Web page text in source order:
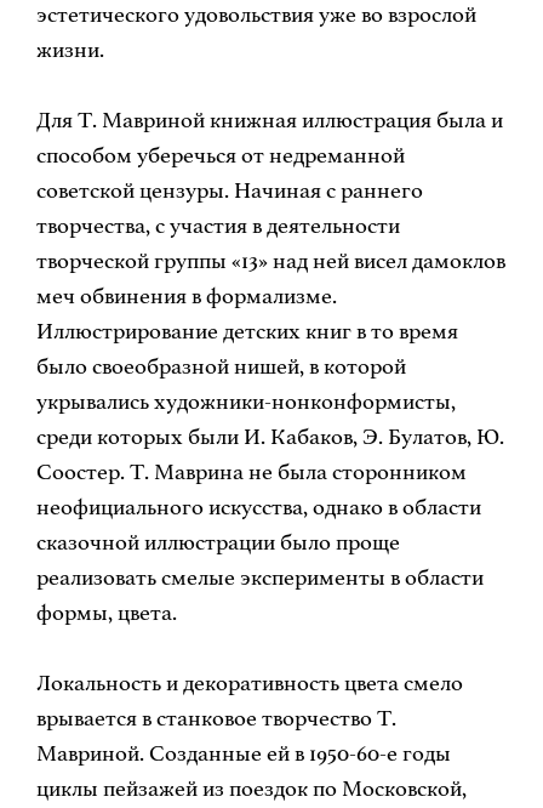
эстетического удовольствия уже во взрослой
жизни.
Для Т. Мавриной книжная иллюстрация была и
способом уберечься от недреманной
советской цензуры. Начиная с раннего
творчества, с участия в деятельности
творческой группы «13» над ней висел дамоклов
меч обвинения в формализме.
Иллюстрирование детских книг в то время
было своеобразной нишей, в которой
укрывались художники-нонконформисты,
среди которых были И. Кабаков, Э. Булатов, Ю.
Соостер. Т. Маврина не была сторонником
неофициального искусства, однако в области
сказочной иллюстрации было проще
реализовать смелые эксперименты в области
формы, цвета.
Локальность и декоративность цвета смело
врывается в станковое творчество Т.
Мавриной. Созданные ей в 1950-60-е годы
циклы пейзажей из поездок по Московской,